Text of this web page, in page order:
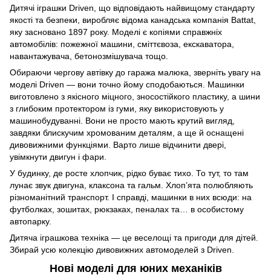
Дитячі іграшки Driven, що відповідають найвищому стандарту
якості та безпеки, виробляє відома канадська компанія Battat,
яку засновано 1897 року. Моделі є копіями справжніх
автомобілів: пожежної машини, сміттєвоза, екскаватора,
навантажувача, бетонозмішувача тощо.
Обираючи чергову автівку до гаража малюка, зверніть увагу на
моделі Driven — вони точно йому сподобаються. Машинки
виготовлено з якісного міцного, зносостійкого пластику, а шини
з глибоким протектором із гуми, яку використовують у
машинобудуванні. Вони не просто мають крутий вигляд,
завдяки блискучим хромованим деталям, а ще й оснащені
дивовижними функціями. Варто лише відчинити двері,
увімкнути двигун і фари.
У будинку, де росте хлопчик, рідко буває тихо. То тут, то там
лунає звук двигуна, клаксона та гальм. Хлоп’ята полюбляють
різноманітний транспорт. І справді, машинки в них всюди: на
футболках, зошитах, рюкзаках, пеналах та… в особистому
автопарку.
Дитяча іграшкова техніка — це веселощі та пригоди для дітей.
Збирай усю колекцію дивовижних автомоделей з Driven.
Нові моделі для юних механіків